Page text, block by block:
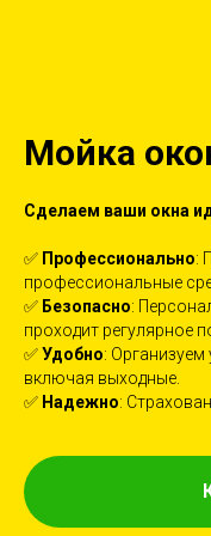
Мойка
Сделаем ваши окна
✅ Профессионально:
профессиональные
✅ Безопасно:
проходит регулярное
✅Удобно: Организуем
включая выходные.
✅ Надежно: